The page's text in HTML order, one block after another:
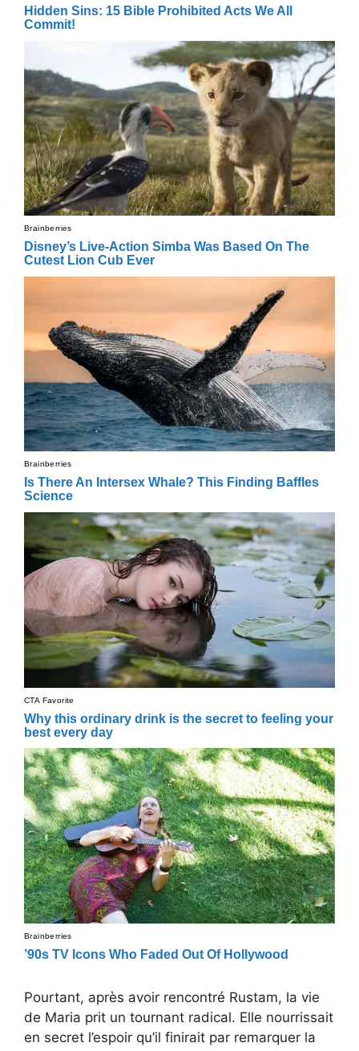
Pourtant, après avoir rencontré Rustam, la vie
de Maria prit un tournant radical. Elle nourrissait
en secret l’espoir qu’il finirait par remarquer la